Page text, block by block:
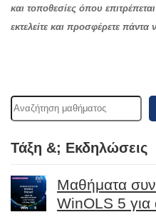
και τοποθεσίες όπου
εκτελείτε και προσφέρετε
Τάξη &; Εκδηλώσεις
Μαθήματα
WinOLS 5 για